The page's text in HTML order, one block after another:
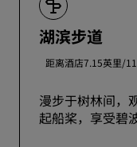
湖滨步道
距离酒店7.15英里/
漫步于树林间，
起船桨，享受碧